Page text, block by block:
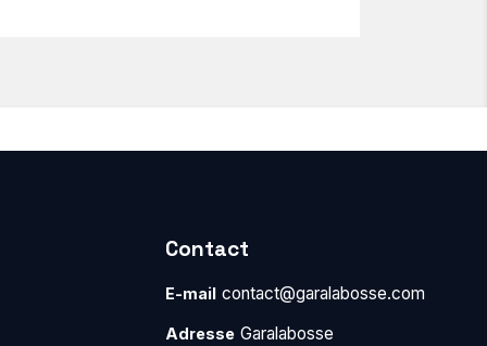
Contact
E-mail contact@garalabosse.com
Adresse Garalabosse